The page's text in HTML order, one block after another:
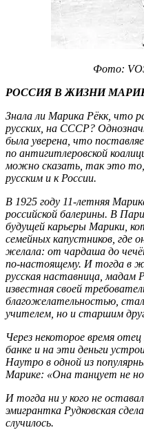
Фото:
РОССИЯ В ЖИЗНИ
Знала ли Марика Рёкк, что
русских, на СССР?
была уверена, что
по антигитлеровской
можно сказать, так это
русским и к России.
В 1925 году 11-летняя
российской балерины. В
будущей карьеры Марики,
семейных капустников, где
желала: от чардаша до
по-настоящему. И тогда в
русская наставница, мадам
известная своей
благожелательностью,
учителем, но и старшим
Через некоторое время
банке и на эти деньги
Наутро в одной из
Марике: «Она танцует не
И тогда ни у кого не
эмигрантка Рудковская
случилось.